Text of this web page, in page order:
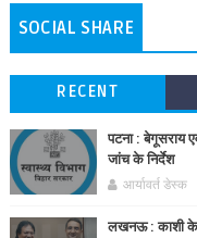
SOCIAL SHARE
RECENT
पटना : बेगूसराय
जांच के निर्देश
आर्यावर्त डेस्क
लखनऊ : काशी के